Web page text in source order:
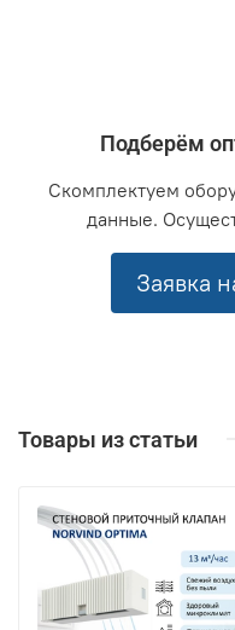
Подберём
Скомплектуем
данные.
Заявка
Товары из статьи